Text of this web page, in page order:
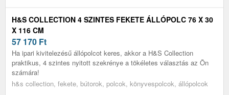
H&S COLLECTION 4 SZINTES FEKETE ÁLLÓPOLC 76 X 30
X 116 CM
57 170 Ft
Ha ipari kivitelezésű állópolcot keres, akkor a H&S Collection
praktikus, 4 szintes nyitott szekrénye a tökéletes választás az Ön
számára!
h&s collection, fekete, bútorok, polcok, könyvespolcok, állópolcok